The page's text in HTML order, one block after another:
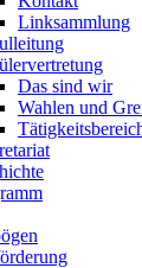
Linksammlung
Das sind wir
Wahlen und